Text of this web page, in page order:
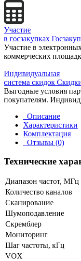
Участие
в госзакупках
Участие в
коммерческих
Индивидуальная
система скидок
Выгодные условия
покупателям.
Описание
Характеристики
Комплектация
Отзывы (0)
Технические
Диапазон частот, МГц
Количество каналов
Сканирование
Шумоподавление
Скремблер
Мониторинг
Шаг частоты, кГц
VOX